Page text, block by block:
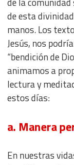
de esta
manos. Los
Jesús, nos
“bendición de
animamos a
lectura y
estos días:
a. Manera
En nuestras